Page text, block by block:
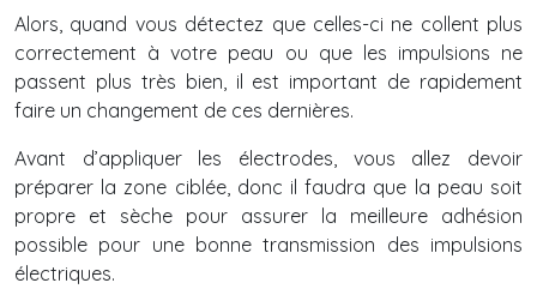
Alors, quand vous détectez que celles-ci ne collent plus
correctement à votre peau ou que les impulsions ne
passent plus très bien, il est important de rapidement
faire un changement de ces dernières.
Avant d’appliquer les électrodes, vous allez devoir
préparer la zone ciblée, donc il faudra que la peau soit
propre et sèche pour assurer la meilleure adhésion
possible pour une bonne transmission des impulsions
électriques.